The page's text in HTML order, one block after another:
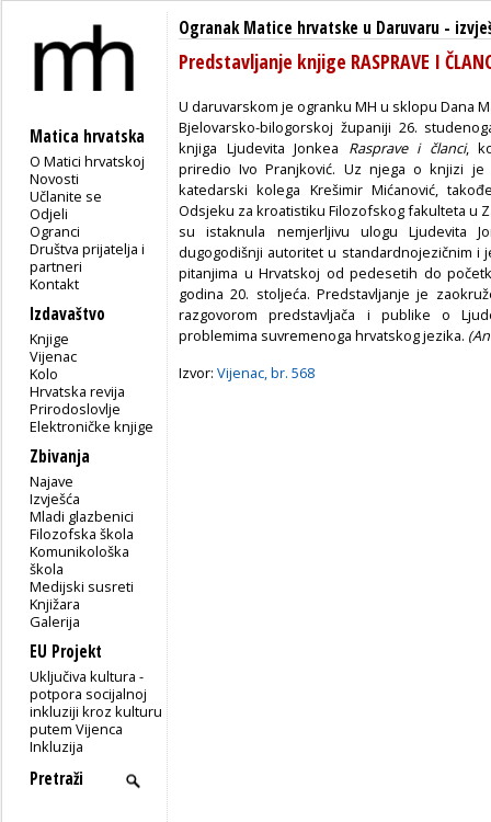
Matica hrvatska
O Matici hrvatskoj
Novosti
Učlanite se
Odjeli
Ogranci
Društva prijatelja i
partneri
Kontakt
Izdavaštvo
Knjige
Vijenac
Kolo
Hrvatska revija
Prirodoslovlje
Elektroničke knjige
Zbivanja
Najave
Izvješća
Mladi glazbenici
Filozofska škola
Komunikološka
škola
Medijski susreti
Knjižara
Galerija
EU Projekt
Uključiva kultura -
potpora socijalnoj
inkluziji kroz kulturu
putem Vijenca
Inkluzija
Ogranak Matice hrvatske u Daruvaru -
Predstavljanje knjige RASPRAVE I
U daruvarskom je ogranku MH u sklopu Dana
Bjelovarsko-bilogorskoj županiji 26.
knjiga Ljudevita Jonkea Rasprave i članci,
priredio Ivo Pranjković. Uz njega o knjizi je
katedarski kolega Krešimir Mićanović,
Odsjeku za kroatistiku Filozofskog fakulteta u
su istaknula nemjerljivu ulogu Ljudevita
dugogodišnji autoritet u standardnojezičnim i
pitanjima u Hrvatskoj od pedesetih do
godina 20. stoljeća. Predstavljanje je
razgovorom predstavljača i publike o
problemima suvremenoga hrvatskog jezika.
Izvor: Vijenac, br. 568